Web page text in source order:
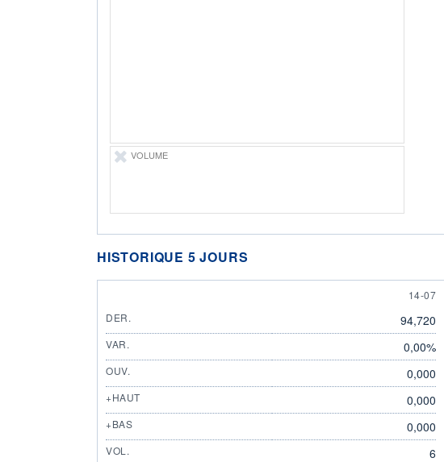
VOLUME
HISTORIQUE 5 JOURS
14 JULY
14-07
DER.
94,720
VAR. 0,00%
OUV. 0,000
+HAUT 0,000
+BAS 0,000
VOL. 6